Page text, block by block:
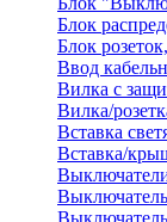
Блок
Блок
Ввод
Вилка с
Вилка/
Вставка
Вставка/